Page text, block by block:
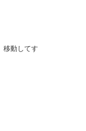
移動してす